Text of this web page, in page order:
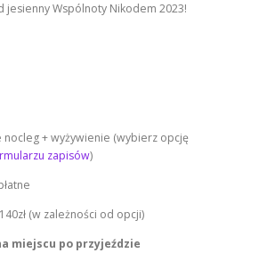
jesienny Wspólnoty Nikodem 2023!
nocleg + wyżywienie (wybierz opcję
zapisów)
(w zależności od opcji)
miejscu po przyjeździe